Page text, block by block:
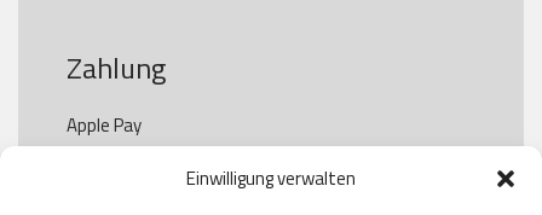
Einwilligung verwalten
Zahlung
Apple Pay
Paypal